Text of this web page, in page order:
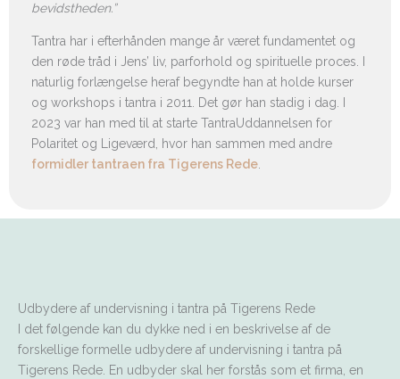
bevidstheden.”
Tantra har i efterhånden mange år været fundamentet og
den røde tråd i Jens’ liv, parforhold og spirituelle proces. I
naturlig forlængelse heraf begyndte han at holde kurser
og workshops i tantra i 2011. Det gør han stadig i dag. I
2023 var han med til at starte TantraUddannelsen for
Polaritet og Ligeværd, hvor han sammen med andre
formidler tantraen fra Tigerens Rede.
Udbydere af undervisning i tantra på Tigerens Rede
I det følgende kan du dykke ned i en beskrivelse af de
forskellige formelle udbydere af undervisning i tantra på
Tigerens Rede. En udbyder skal her forstås som et firma, en